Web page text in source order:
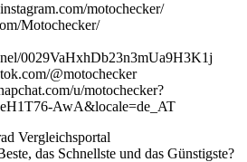
motochecker/
Motochecker/
0029VaHxhDb23n3mUa9H3K1j
@motochecker
u/motochecker?
AwA&locale=de_AT
Vergleichsportal
das Schnellste und das Günstigste?